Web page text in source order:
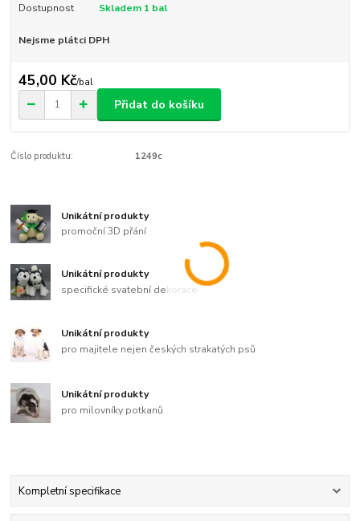
Dostupnost Skladem 1 bal
Nejsme plátci DPH
45,00 Kč/bal
Přidat do košíku
Číslo produktu: 1249c
Unikátní produkty
promoční 3D přání
Unikátní produkty
specifické svatební dekorace
Unikátní produkty
pro majitele nejen českých strakatých psů
Unikátní produkty
pro milovníky potkanů
Kompletní specifikace